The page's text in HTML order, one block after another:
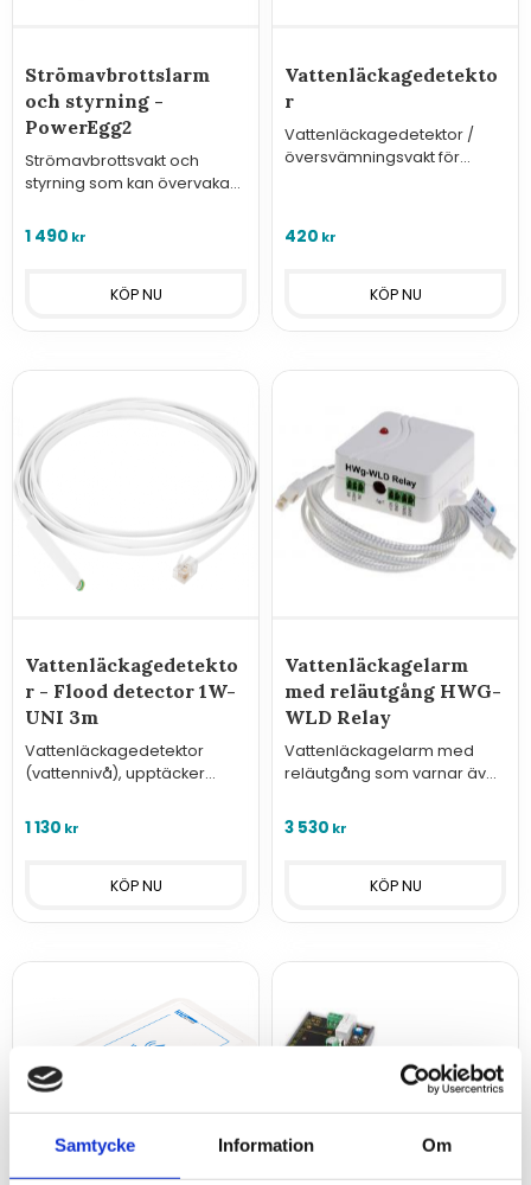
Samtycke Information Om
Strömavbrottslarm
och styrning -
PowerEgg2
Strömavbrottsvakt och
styrning som kan övervaka
1 490 kr
Vattenläckagedetekto
r
Vattenläckagedetektor /
översvämningsvakt för
styrningar
420 kr
Vattenläckagedetekto
r - Flood detector 1W-
UNI 3m
Vattenläckagedetektor
(vattennivå), upptäcker
(punktdetektering) 3 meter
1 130 kr
Vattenläckagelarm
med reläutgång HWG-
WLD Relay
Vattenläckagelarm med
reläutgång som varnar även
3 530 kr